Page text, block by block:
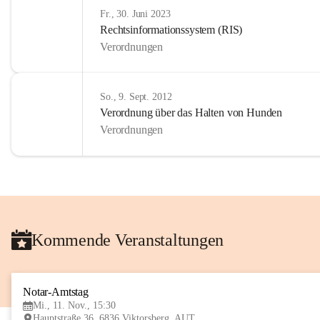
Fr., 30. Juni 2023
Rechtsinformationssystem (RIS)
Verordnungen
So., 9. Sept. 2012
Verordnung über das Halten von Hunden
Verordnungen
Kommende Veranstaltungen
Notar-Amtstag
Mi., 11. Nov., 15:30